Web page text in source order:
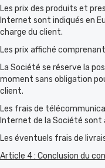
Les prix des produits et
Internet sont indiqués en
charge du client.
Les prix affiché
La Société se réserve la
moment sans obligation
client.
Les frais de
Internet de la Société sont
Les éventuels frais de
Article 4 : Conclusion du